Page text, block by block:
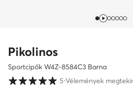
Pikolinos
Sportcipők W4Z-8584C3 Barna
Vásárlói értékelések 1-5 skálán
5⋅Vélemények